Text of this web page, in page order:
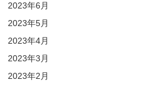
2023年6月
2023年5月
2023年4月
2023年3月
2023年2月